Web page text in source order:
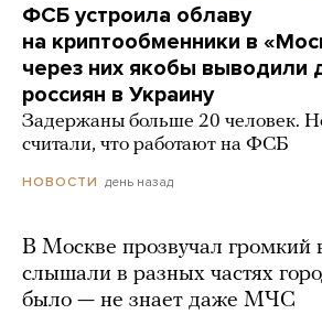
ФСБ устроила облаву
на криптообменники в
через них якобы выводили
россиян в Украину
Задержаны больше 20 человек.
считали, что работают на ФСБ
НОВОСТИ день назад
В Москве прозвучал громкий
слышали в разных частях
было — не знает даже МЧС